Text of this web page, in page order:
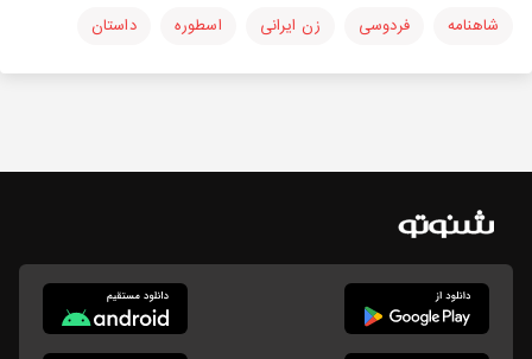
شاهنامه فردوسی زن ایرانی اسطوره داستان